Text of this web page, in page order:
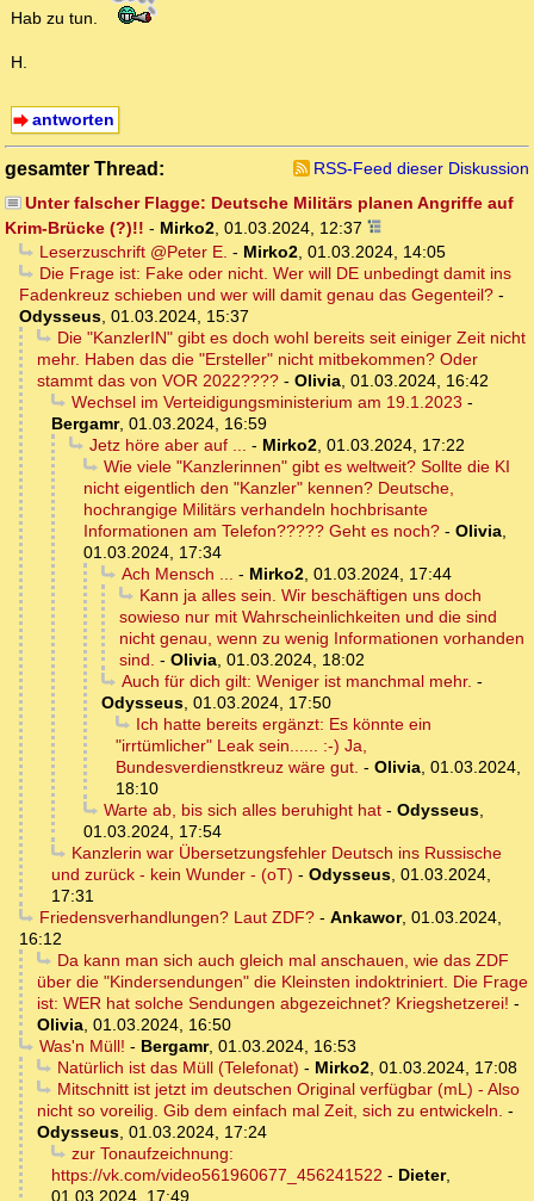
Hab zu tun.
H.
antworten
gesamter Thread:
RSS-Feed dieser Diskussion
Unter falscher Flagge: Deutsche Militärs planen Angriffe auf
Krim-Brücke (?)!! - Mirko2, 01.03.2024, 12:37
Leserzuschrift @Peter E. - Mirko2, 01.03.2024, 14:05
Die Frage ist: Fake oder nicht. Wer will DE unbedingt damit ins
Fadenkreuz schieben und wer will damit genau das Gegenteil? -
Odysseus, 01.03.2024, 15:37
Die "KanzlerIN" gibt es doch wohl bereits seit einiger Zeit nicht
mehr. Haben das die "Ersteller" nicht mitbekommen? Oder
stammt das von VOR 2022???? - Olivia, 01.03.2024, 16:42
Wechsel im Verteidigungsministerium am 19.1.2023 -
Bergamr, 01.03.2024, 16:59
Jetz höre aber auf ... - Mirko2, 01.03.2024, 17:22
Wie viele "Kanzlerinnen" gibt es weltweit? Sollte die KI
nicht eigentlich den "Kanzler" kennen? Deutsche,
hochrangige Militärs verhandeln hochbrisante
Informationen am Telefon????? Geht es noch? - Olivia,
01.03.2024, 17:34
Ach Mensch ... - Mirko2, 01.03.2024, 17:44
Kann ja alles sein. Wir beschäftigen uns doch
sowieso nur mit Wahrscheinlichkeiten und die sind
nicht genau, wenn zu wenig Informationen vorhanden
sind. - Olivia, 01.03.2024, 18:02
Auch für dich gilt: Weniger ist manchmal mehr. -
Odysseus, 01.03.2024, 17:50
Ich hatte bereits ergänzt: Es könnte ein
"irrtümlicher" Leak sein...... :-) Ja,
Bundesverdienstkreuz wäre gut. - Olivia, 01.03.2024,
18:10
Warte ab, bis sich alles beruhight hat- Odysseus,
01.03.2024, 17:54
Kanzlerin war Übersetzungsfehler Deutsch ins Russische
und zurück - kein Wunder - (oT) - Odysseus, 01.03.2024,
17:31
Friedensverhandlungen? Laut ZDF?- Ankawor, 01.03.2024,
16:12
Da kann man sich auch gleich mal anschauen, wie das ZDF
über die "Kindersendungen" die Kleinsten indoktriniert. Die Frage
ist: WER hat solche Sendungen abgezeichnet? Kriegshetzerei! -
Olivia, 01.03.2024, 16:50
Was'n Müll! - Bergamr, 01.03.2024, 16:53
Natürlich ist das Müll (Telefonat) - Mirko2, 01.03.2024, 17:08
Mitschnitt ist jetzt im deutschen Original verfügbar (mL) - Also
nicht so voreilig. Gib dem einfach mal Zeit, sich zu entwickeln. -
Odysseus, 01.03.2024, 17:24
zur Tonaufzeichnung:
https://vk.com/video561960677_456241522 - Dieter,
01.03.2024, 17:49